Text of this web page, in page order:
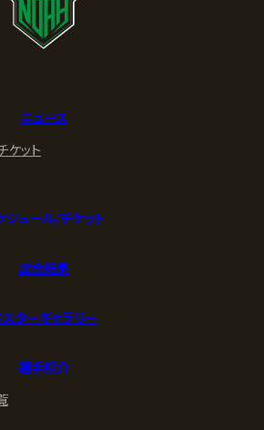
ニュース
ケット
ジュール/チケット
試合結果
ターギャラリー
選手紹介